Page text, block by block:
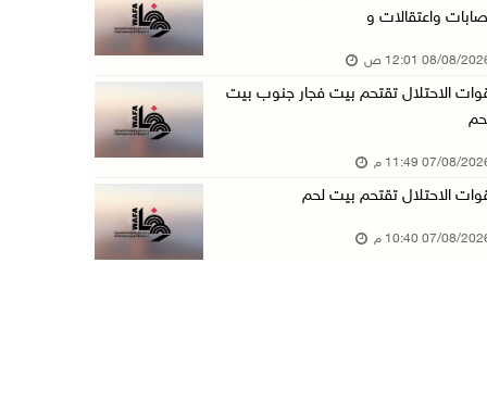
مستعمرون يهاجمون قرية أبو نجيم ويصيبون مواطني ...
مستعمرون يهاجمون مساكن المواطنين في خربة الحم ...
بعد تجديد منع زيارات المعتقلين: أبو الحمص يدع ...
الرئاسة ترحب بإطلاق السعودية التحالف البحري ا ...
واعتقالات و
08/2026 12:01 ص
الاحتلال تقتحم بيت فجار جنوب بيت
08/2026 11:49 م
الاحتلال تقتحم بيت لحم
08/2026 10:40 م